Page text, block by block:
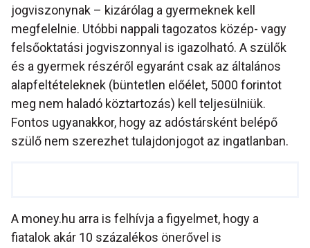
jogviszonynak – kizárólag a gyermeknek kell
megfelelnie. Utóbbi nappali tagozatos közép- vagy
felsőoktatási jogviszonnyal is igazolható. A szülők
és a gyermek részéről egyaránt csak az általános
alapfeltételeknek (büntetlen előélet, 5000 forintot
meg nem haladó köztartozás) kell teljesülniük.
Fontos ugyanakkor, hogy az adóstársként belépő
szülő nem szerezhet tulajdonjogot az ingatlanban.
A money.hu arra is felhívja a figyelmet, hogy a
fiatalok akár 10 százalékos önerővel is